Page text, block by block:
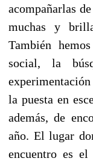
acompañarlas
muchas y
También
social, la
la puesta en
además, de
año. El lugar
encuentro es